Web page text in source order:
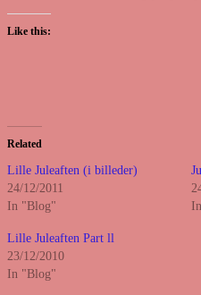
Like this:
Related
Lille Juleaften (i billeder)
24/12/2011
In "Blog"
Lille Juleaften Part ll
23/12/2010
In "Blog"